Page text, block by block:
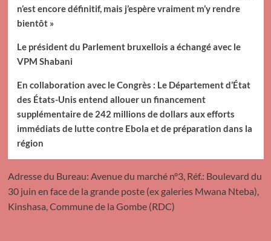
n’est encore définitif, mais j’espère vraiment m’y rendre
bientôt »
Le président du Parlement bruxellois a échangé avec le
VPM Shabani
En collaboration avec le Congrès : Le Département d’État
des États-Unis entend allouer un financement
supplémentaire de 242 millions de dollars aux efforts
immédiats de lutte contre Ebola et de préparation dans la
région
Adresse du Bureau: Avenue du marché n°3, Réf.: Boulevard du
30 juin en face de la grande poste (ex galeries Mwana Nteba),
Kinshasa, Commune de la Gombe (RDC)